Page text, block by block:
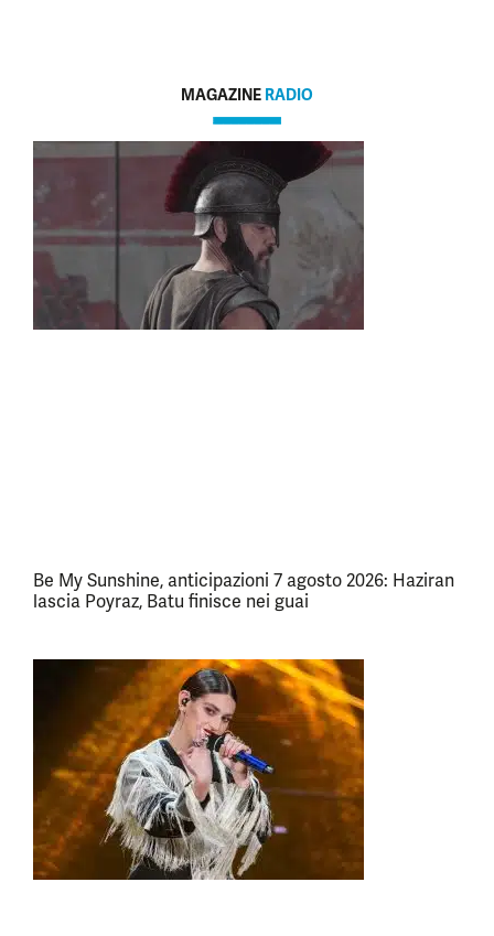
MAGAZINE RADIO
Be My Sunshine, anticipazioni 7 agosto 2026: Haziran
lascia Poyraz, Batu finisce nei guai